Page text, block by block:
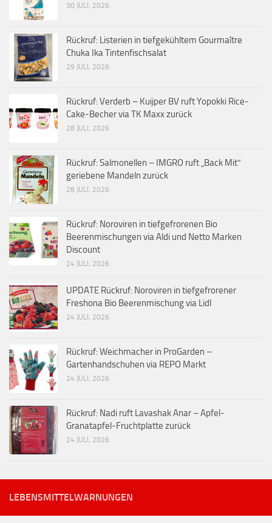
30 JULI, 2026
Rückruf: Listerien in tiefgekühltem Gourmaître
Chuka Ika Tintenfischsalat
29 JULI, 2026
Rückruf: Verderb – Kuijper BV ruft Yopokki Rice-
Cake-Becher via TK Maxx zurück
28 JULI, 2026
Rückruf: Salmonellen – IMGRO ruft „Back Mit“
geriebene Mandeln zurück
28 JULI, 2026
Rückruf: Noroviren in tiefgefrorenen Bio
Beerenmischungen via Aldi und Netto Marken
Discount
24 JULI, 2026
UPDATE Rückruf: Noroviren in tiefgefrorener
Freshona Bio Beerenmischung via Lidl
24 JULI, 2026
Rückruf: Weichmacher in ProGarden –
Gartenhandschuhen via REPO Markt
24 JULI, 2026
Rückruf: Nadi ruft Lavashak Anar – Apfel-
Granatapfel-Fruchtplatte zurück
24 JULI, 2026
LEBENSMITTELWARNUNGEN